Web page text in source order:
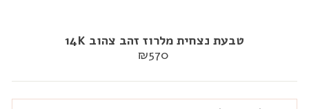
טבעת נצחית מלרוז זהב צהוב 14K
מחיר
₪570